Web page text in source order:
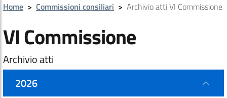
Home > Commissioni consiliari > Archivio atti VI Commissione
VI Commissione
Archivio atti
2026